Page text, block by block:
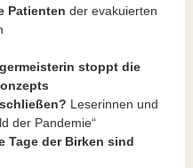
Patienten der evakuierten
stoppt die
Leserinnen und
der Pandemie“
Tage der Birken sind